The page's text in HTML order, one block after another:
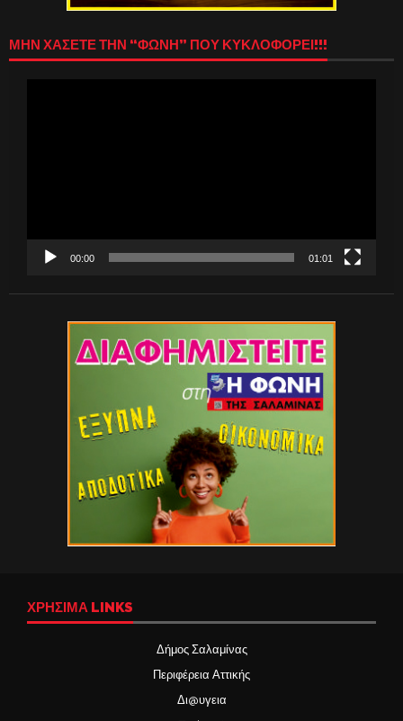
ΜΗΝ ΧΑΣΕΤΕ ΤΗΝ “ΦΩΝΗ” ΠΟΥ ΚΥΚΛΟΦΟΡΕΙ!!!
00:00 01:01
ΧΡΉΣΙΜΑ LINKS
Δήμος Σαλαμίνας
Περιφέρεια Αττικής
Δι@υγεια